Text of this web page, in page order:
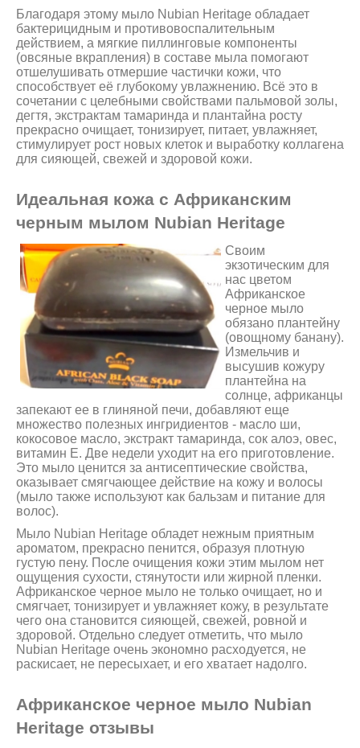
Благодаря этому мыло Nubian Heritage обладает
бактерицидным и противовоспалительным
действием, а мягкие пиллинговые компоненты
(овсяные вкрапления) в составе мыла помогают
отшелушивать отмершие частички кожи, что
способствует её глубокому увлажнению. Всё это в
сочетании с целебными свойствами пальмовой золы,
дегтя, экстрактам тамаринда и плантайна росту
прекрасно очищает, тонизирует, питает, увлажняет,
стимулирует рост новых клеток и выработку коллагена
для сияющей, свежей и здоровой кожи.
Идеальная кожа с Африканским
черным мылом Nubian Heritage
Своим
экзотическим для
нас цветом
Африканское
черное мыло
обязано плантейну
(овощному банану).
Измельчив и
высушив кожуру
плантейна на
солнце, африканцы
запекают ее в глиняной печи, добавляют еще
множество полезных ингридиентов - масло ши,
кокосовое масло, экстракт тамаринда, сок алоэ, овес,
витамин Е. Две недели уходит на его приготовление.
Это мыло ценится за антисептические свойства,
оказывает смягчающее действие на кожу и волосы
(мыло также используют как бальзам и питание для
волос).
Мыло Nubian Heritage обладет нежным приятным
ароматом, прекрасно пенится, образуя плотную
густую пену. После очищения кожи этим мылом нет
ощущения сухости, стянутости или жирной пленки.
Африканское черное мыло не только очищает, но и
смягчает, тонизирует и увлажняет кожу, в результате
чего она становится сияющей, свежей, ровной и
здоровой. Отдельно следует отметить, что мыло
Nubian Heritage очень экономно расходуется, не
раскисает, не пересыхает, и его хватает надолго.
Африканское черное мыло Nubian
Heritage отзывы